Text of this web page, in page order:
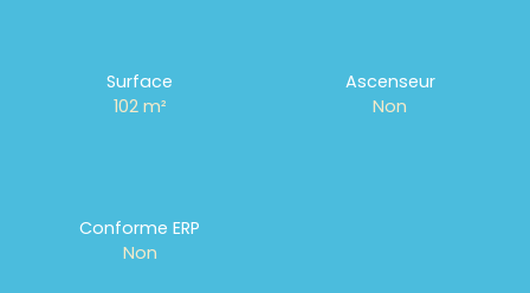
Surface
102 m²
Ascenseur
Non
Conforme ERP
Non